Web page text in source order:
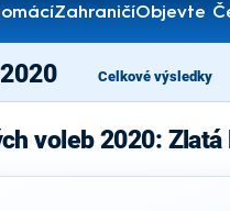
ZahraničíObjevte
Celkové výsledky
voleb 2020: Zlatá